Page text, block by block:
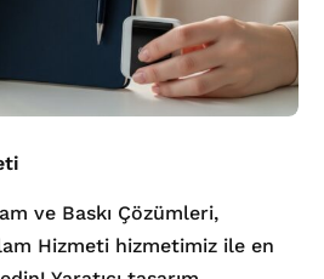
ve Baskı Çözümleri,
Hizmeti hizmetimiz ile en